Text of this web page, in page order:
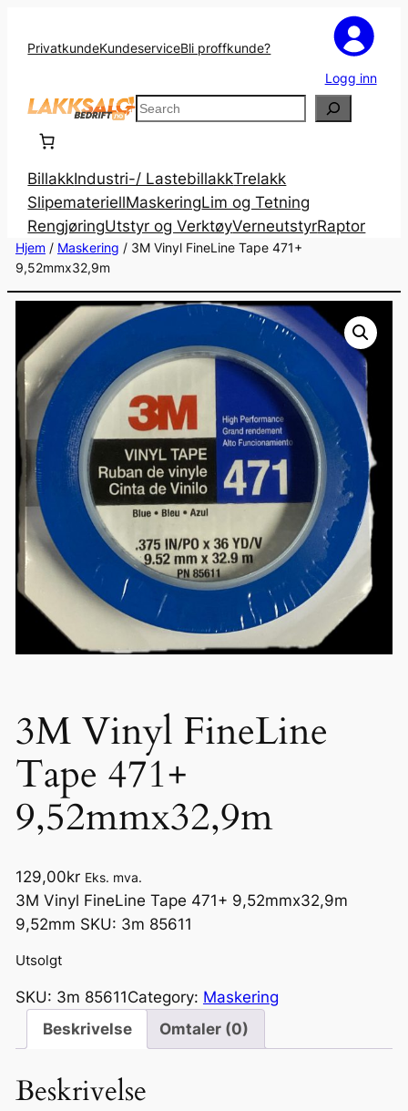
PrivatkundeKundeserviceBli proffkunde?
Logg inn
Search
BillakkIndustri-/ LastebillakkTrelakk
SlipemateriellMaskeringLim og Tetning
RengjøringUtstyr og VerktøyVerneutstyrRaptor
Hjem/ Maskering / 3M Vinyl FineLine Tape 471+
9,52mmx32,9m
3M Vinyl FineLine
Tape 471+
9,52mmx32,9m
129,00kr Eks. mva.
3M Vinyl FineLine Tape 471+ 9,52mmx32,9m
9,52mm SKU: 3m 85611
Utsolgt
SKU: 3m 85611Category: Maskering
Beskrivelse
Omtaler (0)
Beskrivelse